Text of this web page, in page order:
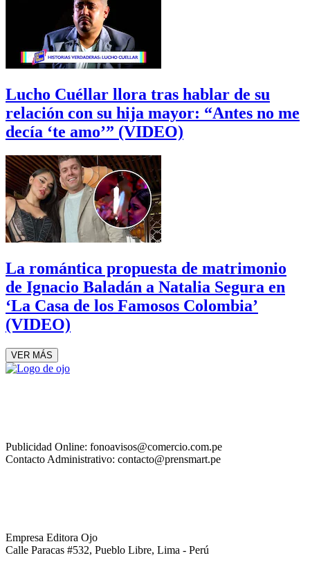
Lucho Cuéllar llora tras hablar de su
relación con su hija mayor: “Antes no me
decía ‘te amo’” (VIDEO)
La romántica propuesta de matrimonio
de Ignacio Baladán a Natalia Segura en
‘La Casa de los Famosos Colombia’
(VIDEO)
VER MÁS
Publicidad Online: fonoavisos@comercio.com.pe
Contacto Administrativo: contacto@prensmart.pe
Empresa Editora Ojo
Calle Paracas #532, Pueblo Libre, Lima - Perú